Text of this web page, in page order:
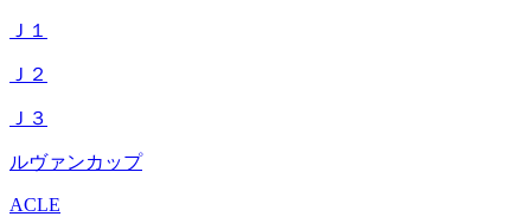
Ｊ１
Ｊ２
Ｊ３
ルヴァンカップ
ACLE